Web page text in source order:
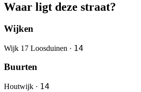
Waar ligt deze straat?
Wijken
Wijk 17 Loosduinen · 14
Buurten
Houtwijk · 14